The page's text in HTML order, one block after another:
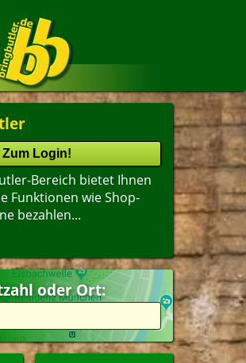
Bereich bietet Ihnen
Funktionen wie Shop-
bezahlen...
oder Ort: